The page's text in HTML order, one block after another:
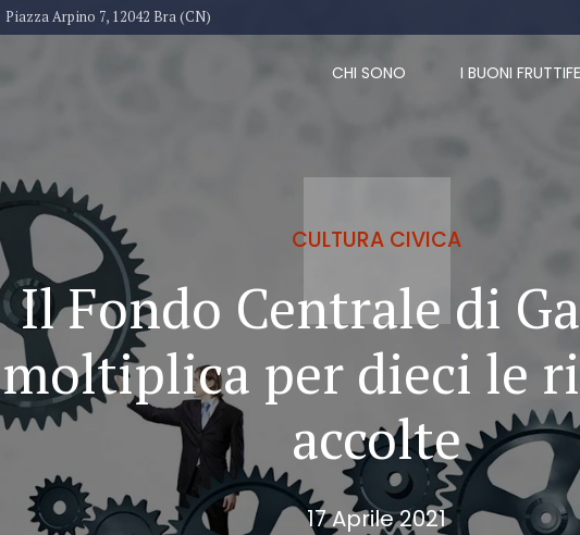
Piazza Arpino 7, 12042 Bra (CN)
CHI SONO I BUONI
CULTURA CIVICA
Il Fondo Centrale di
moltiplica per dieci le
accolte
17 Aprile 2021